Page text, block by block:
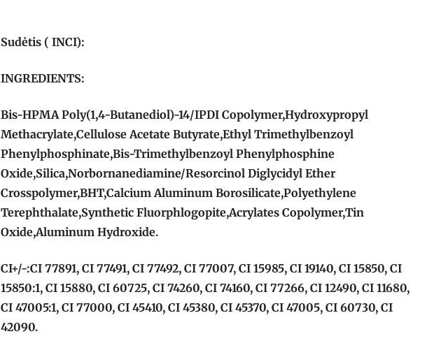
Sudėtis ( INCI):
INGREDIENTS:
Bis-HPMA Poly(1,4-Butanediol)-14/IPDI Copolymer,Hydroxypropyl
Methacrylate,Cellulose Acetate Butyrate,Ethyl Trimethylbenzoyl
Phenylphosphinate,Bis-Trimethylbenzoyl Phenylphosphine
Oxide,Silica,Norbornanediamine/Resorcinol Diglycidyl Ether
Crosspolymer,BHT,Calcium Aluminum Borosilicate,Polyethylene
Terephthalate,Synthetic Fluorphlogopite,Acrylates Copolymer,Tin
Oxide,Aluminum Hydroxide.
CI+/-:CI 77891, CI 77491, CI 77492, CI 77007, CI 15985, CI 19140, CI 15850, CI
15850:1, CI 15880, CI 60725, CI 74260, CI 74160, CI 77266, CI 12490, CI 11680,
CI 47005:1, CI 77000, CI 45410, CI 45380, CI 45370, CI 47005, CI 60730, CI
42090.